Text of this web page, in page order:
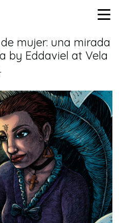
mujer: una mirada
by Eddaviel at Vela